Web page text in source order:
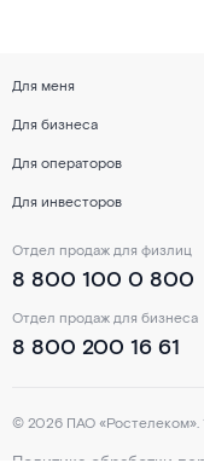
Для меня
Для бизнеса
Для операторов
Для инвесторов
Отдел продаж для бизнеса
8 800 200 16 61
Отдел продаж для физлиц
8 800 100 0 800
© 2026 ПАО «Ростелеком».